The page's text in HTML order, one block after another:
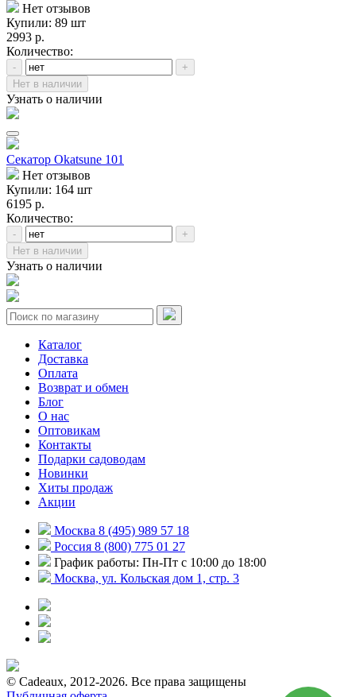
Нет отзывов
Купили: 89 шт
2993 р.
Количество:
-
+
Нет в наличии
Узнать о наличии
Секатор Okatsune 101
Нет отзывов
Купили: 164 шт
6195 р.
Количество:
-
+
Нет в наличии
Узнать о наличии
Каталог
Доставка
Оплата
Возврат и обмен
Блог
О нас
Оптовикам
Контакты
Подарки садоводам
Новинки
Хиты продаж
Акции
Москва 8 (495) 989 57 18
Россия 8 (800) 775 01 27
График работы: Пн-Пт с 10:00 до 18:00
Москва, ул. Кольская дом 1, стр. 3
© Cadeaux, 2012-2026. Все права защищены